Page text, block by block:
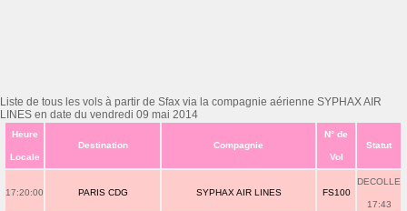
Liste de tous les vols à partir de Sfax via la compagnie aérienne SYPHAX AIR
LINES en date du vendredi 09 mai 2014
Heure
Locale
Destination Compagnie
N° de
Vol
Statut
17:20:00 PARIS CDG SYPHAX AIR LINES FS100
DECOLLE
17:43